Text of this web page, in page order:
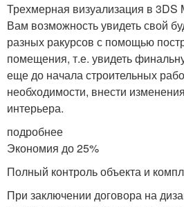
Трехмерная визуализация в 3DS
Вам возможность увидеть свой
разных ракурсов с помощью
помещения, т.е. увидеть
еще до начала строительных
необходимости, внести
интерьера.
подробнее
Экономия до 25%
Полный контроль объекта и
При заключении договора на